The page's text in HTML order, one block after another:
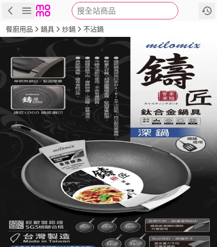
搜全站商品
商品 評價 詳情
餐廚用品 鍋具 炒鍋 不沾鍋